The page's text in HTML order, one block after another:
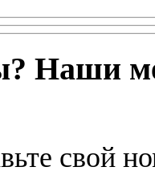
Наши
свой